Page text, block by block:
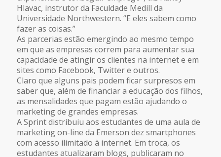
Hlavac, instrutor da Faculdade Medill da
Universidade Northwestern. “E eles sabem como
fazer as coisas.”
As parcerias estão emergindo ao mesmo tempo
em que as empresas correm para aumentar sua
capacidade de atingir os clientes na internet e em
sites como Facebook, Twitter e outros.
Claro que alguns pais podem ficar surpresos em
saber que, além de financiar a educação dos filhos,
as mensalidades que pagam estão ajudando o
marketing de grandes empresas.
A Sprint distribuiu aos estudantes de uma aula de
marketing on-line da Emerson dez smartphones
com acesso ilimitado à internet. Em troca, os
estudantes atualizaram blogs, publicaram no